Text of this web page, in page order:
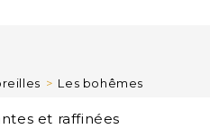
> Les bohêmes
et raffinées